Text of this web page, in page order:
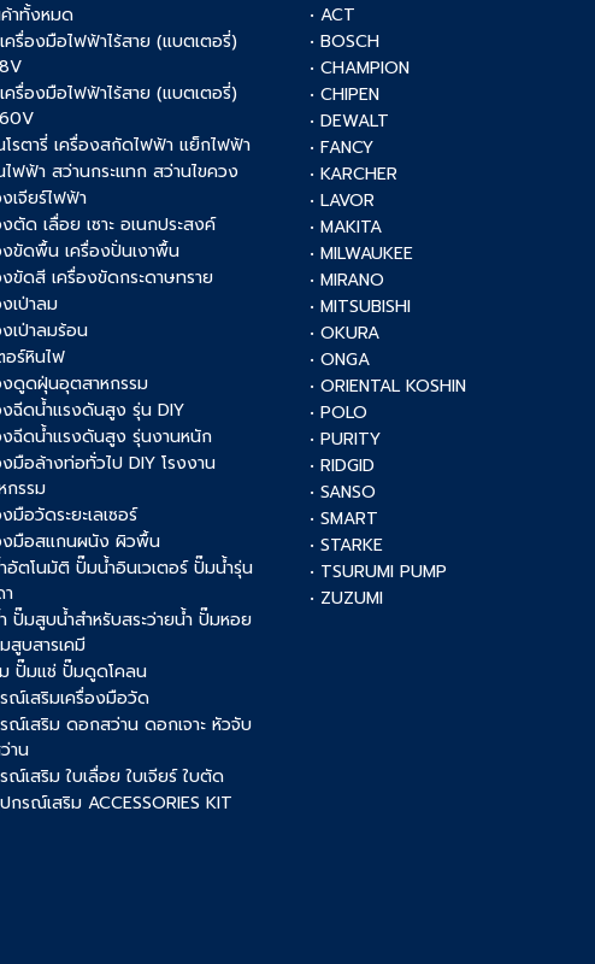
าทั้งหมด
ครื่องมือไฟฟ้าไร้สาย (แบตเตอรี่)
ครื่องมือไฟฟ้าไร้สาย (แบตเตอรี่)
โรตารี่ เครื่องสกัดไฟฟ้า แย็กไฟฟ้า
ไฟฟ้า สว่านกระแทก สว่านไขควง
งเจียร์ไฟฟ้า
งตัด เลื่อย เซาะ อเนกประสงค์
งขัดพื้น เครื่องปั่นเงาพื้น
งขัดสี เครื่องขัดกระดาษทราย
งเป่าลม
งเป่าลมร้อน
อร์หินไฟ
งดูดฝุ่นอุตสาหกรรม
งฉีดน้ำแรงดันสูง รุ่น DIY
งฉีดน้ำแรงดันสูง รุ่นงานหนัก
งมือล้างท่อทั่วไป DIY โรงงาน
กรรม
งมือวัดระยะเลเซอร์
งมือสแกนผนัง ผิวพื้น
อัตโนมัติ ปั๊มน้ำอินเวเตอร์ ปั๊มน้ำรุ่น
ปั๊มสูบน้ำสำหรับสระว่ายน้ำ ปั๊มหอย
สูบสารเคมี
ปั๊มแช่ ปั๊มดูดโคลน
ณ์เสริมเครื่องมือวัด
ณ์เสริม ดอกสว่าน ดอกเจาะ หัวจับ
าน
ณ์เสริม ใบเลื่อย ใบเจียร์ ใบตัด
กรณ์เสริม ACCESSORIES KIT
• ACT
• BOSCH
• CHAMPION
• CHIPEN
• DEWALT
• FANCY
• KARCHER
• LAVOR
• MAKITA
• MILWAUKEE
• MIRANO
• MITSUBISHI
• OKURA
• ONGA
• ORIENTAL KOSHIN
• POLO
• PURITY
• RIDGID
• SANSO
• SMART
• STARKE
• TSURUMI PUMP
• ZUZUMI